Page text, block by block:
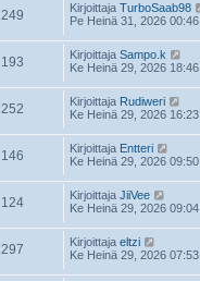
249 Kirjoittaja TurboSaab98
Pe Heinä 31, 2026 00:46
193 Kirjoittaja Sampo.k
Ke Heinä 29, 2026 18:46
252 Kirjoittaja Rudiweri
Ke Heinä 29, 2026 16:23
146 Kirjoittaja Entteri
Ke Heinä 29, 2026 09:50
124 Kirjoittaja JiiVee
Ke Heinä 29, 2026 09:04
297 Kirjoittaja eltzi
Ke Heinä 29, 2026 07:53